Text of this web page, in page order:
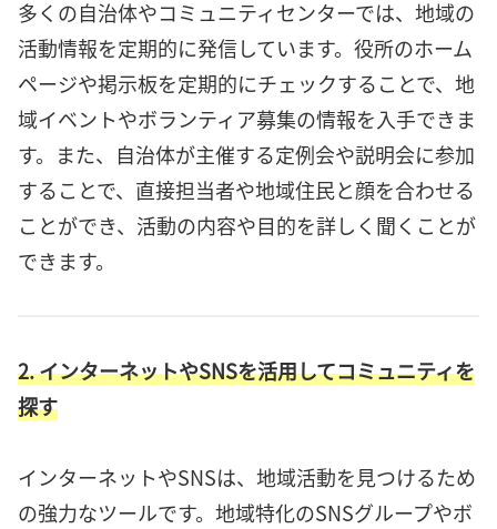
多くの自治体やコミュニティセンターでは、地域の
活動情報を定期的に発信しています。役所のホーム
ページや掲示板を定期的にチェックすることで、地
域イベントやボランティア募集の情報を入手できま
す。また、自治体が主催する定例会や説明会に参加
することで、直接担当者や地域住民と顔を合わせる
ことができ、活動の内容や目的を詳しく聞くことが
できます。
2. インターネットやSNSを活用してコミュニティを
探す
インターネットやSNSは、地域活動を見つけるため
の強力なツールです。地域特化のSNSグループやボ